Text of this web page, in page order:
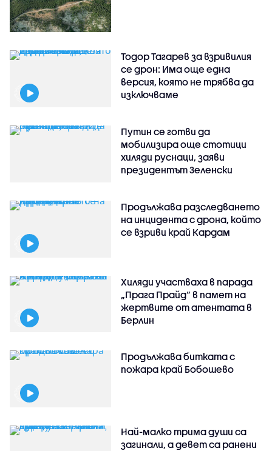
Тодор Тагарев за взривилия
се дрон: Има още една
версия, която не трябва да
изключваме
Путин се готви да
мобилизира още стотици
хиляди руснаци, заяви
президентът Зеленски
Продължава разследването
на инцидента с дрона, който
се взриви край Кардам
Хиляди участваха в парада
„Прага Прайд“ в памет на
жертвите от атентата в
Берлин
Продължава битката с
пожара край Бобошево
Най-малко трима души са
загинали, а девет са ранени